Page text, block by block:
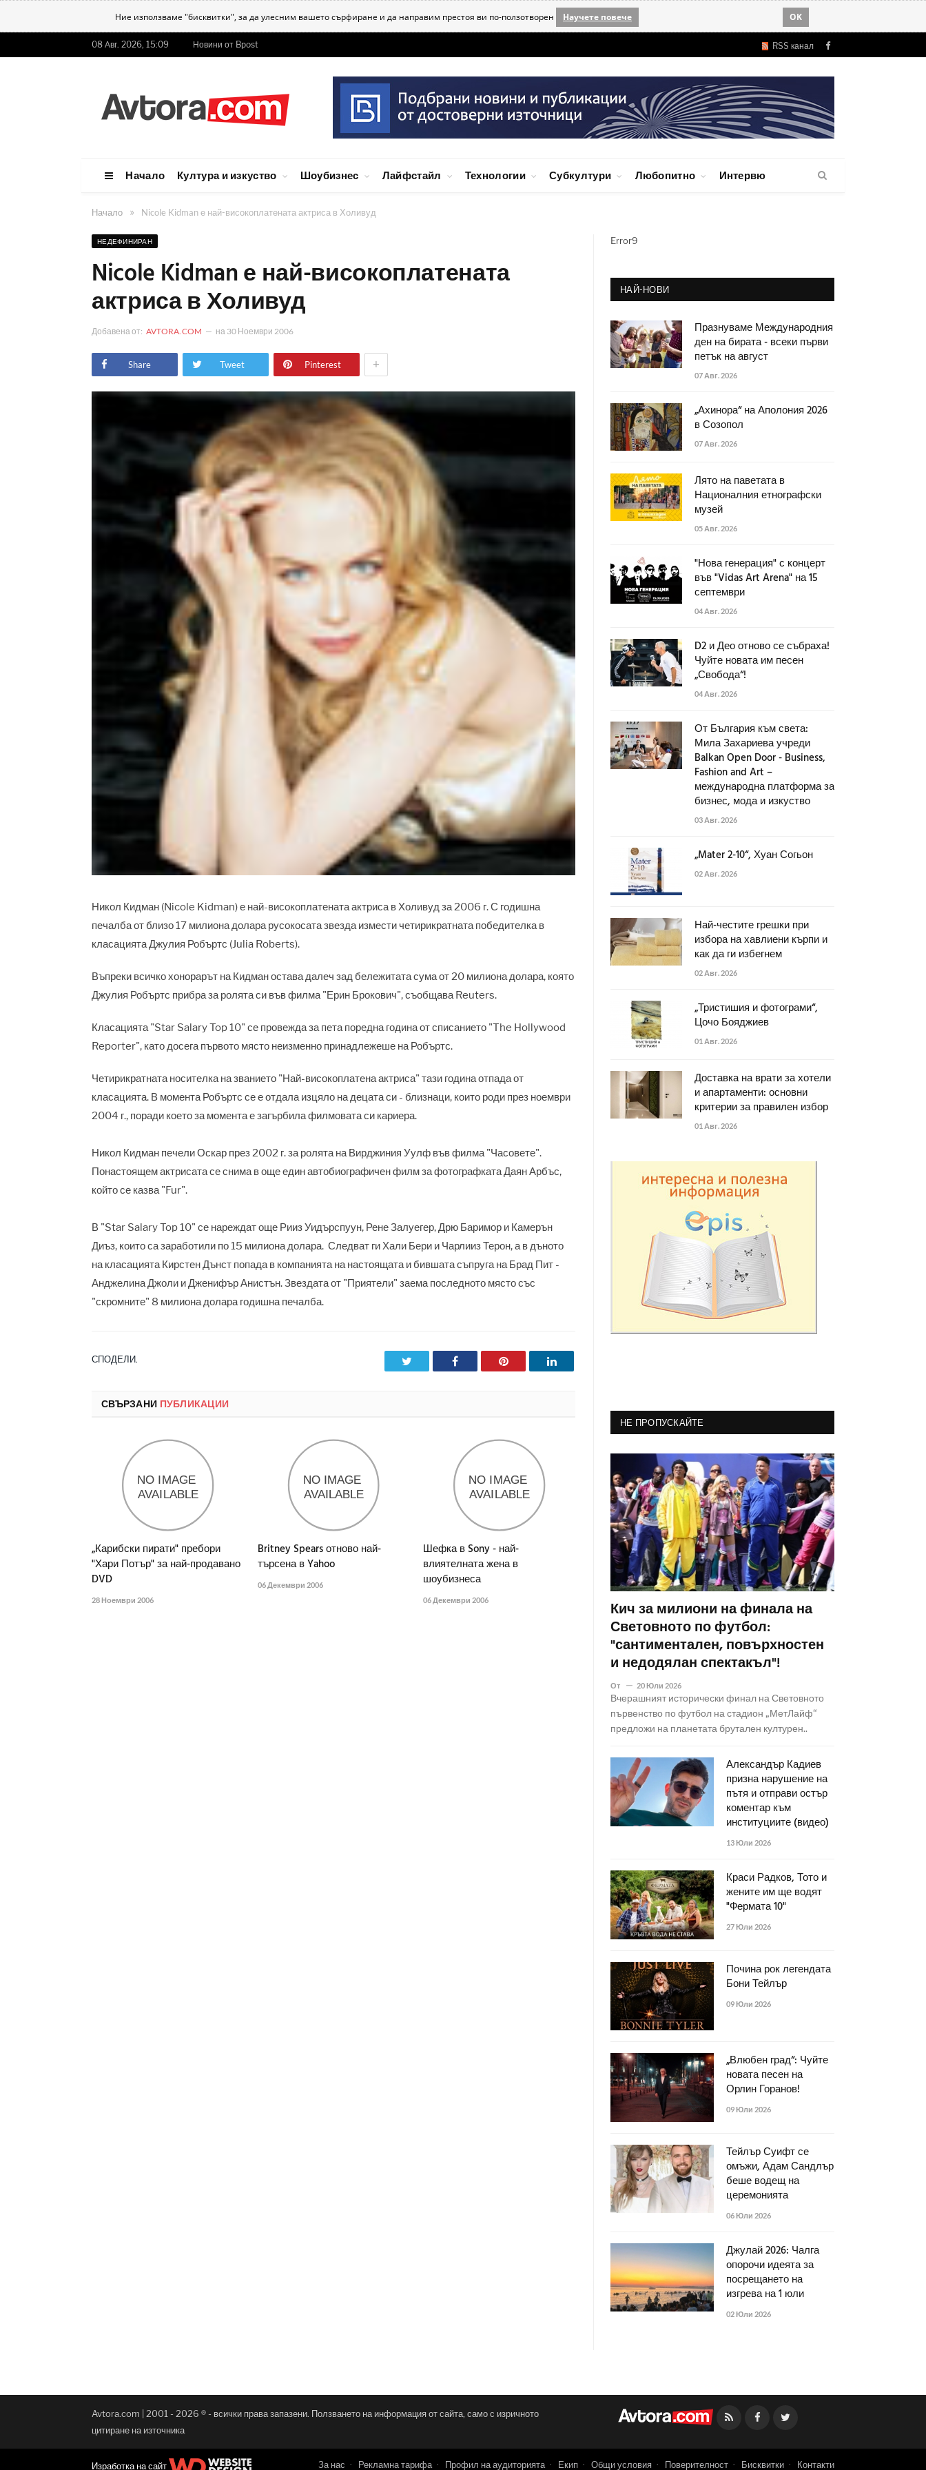
Ние използваме "бисквитки", за да улесним вашето сърфиране и да направим престоя ви по-ползотворен Научете повече OK
08 Авг. 2026, 15:09 Новини от Bpost RSS канал Facebook
Начало Култура и изкуство Шоубизнес Лайфстайл Технологии Субкултури Любопитно Интервю
Начало » Nicole Kidman е най-високоплатената актриса в Холивуд
НЕДЕФИНИРАН
Nicole Kidman е най-високоплатената
актриса в Холивуд
Добавена от: AVTORA.COM на 30 Ноември 2006
Share Tweet Pinterest +
Никол Кидман (Nicole Kidman) е най-високоплатената актриса в Холивуд за 2006 г. С годишна
печалба от близо 17 милиона долара русокосата звезда измести четирикратната победителка в
класацията Джулия Робъртс (Julia Roberts).
Въпреки всичко хонорарът на Кидман остава далеч зад бележитата сума от 20 милиона долара, която
Джулия Робъртс прибра за ролята си във филма "Ерин Брокович", съобщава Reuters.
Класацията "Star Salary Top 10" се провежда за пета поредна година от списанието "The Hollywood
Reporter", като досега първото място неизменно принадлежеше на Робъртс.
Четирикратната носителка на званието "Най-високоплатена актриса" тази година отпада от
класацията. В момента Робъртс се е отдала изцяло на децата си - близнаци, които роди през ноември
2004 г., поради което за момента е загърбила филмовата си кариера.
Никол Кидман печели Оскар през 2002 г. за ролята на Вирджиния Уулф във филма "Часовете".
Понастоящем актрисата се снима в още един автобиографичен филм за фотографката Даян Арбъс,
който се казва "Fur".
В "Star Salary Top 10" се нареждат още Рииз Уидърспуун, Рене Залуегер, Дрю Баримор и Камерън
Диъз, които са заработили по 15 милиона долара. Следват ги Хали Бери и Чарлииз Терон, а в дъното
на класацията Кирстен Дънст попада в компанията на настоящата и бившата съпруга на Брад Пит -
Анджелина Джоли и Дженифър Анистън. Звездата от "Приятели" заема последното място със
"скромните" 8 милиона долара годишна печалба.
СПОДЕЛИ. Facebook Pinterest LinkedIn
СВЪРЗАНИ ПУБЛИКАЦИИ
„Карибски пирати" пребори
"Хари Потър" за най-продавано
DVD
28 Ноември 2006
Britney Spears отново най-
търсена в Yahoo
06 Декември 2006
Шефка в Sony - най-
влиятелната жена в
шоубизнеса
06 Декември 2006
Error9
НАЙ-НОВИ
Празнуваме Международния
ден на бирата - всеки първи
петък на август
07 Авг. 2026
„Ахинора“ на Аполония 2026
в Созопол
07 Авг. 2026
Лято на паветата в
Националния етнографски
музей
05 Авг. 2026
"Нова генерация" с концерт
във "Vidas Art Arena" на 15
септември
04 Авг. 2026
D2 и Део отново се събраха!
Чуйте новата им песен
„Свобода“!
04 Авг. 2026
От България към света:
Мила Захариева учреди
Balkan Open Door - Business,
Fashion and Art –
международна платформа за
бизнес, мода и изкуство
03 Авг. 2026
„Mater 2-10“, Хуан Согьон
02 Авг. 2026
Най-честите грешки при
избора на хавлиени кърпи и
как да ги избегнем
02 Авг. 2026
„Тристишия и фотограми“,
Цочо Бояджиев
01 Авг. 2026
Доставка на врати за хотели
и апартаменти: основни
критерии за правилен избор
01 Авг. 2026
НЕ ПРОПУСКАЙТЕ
Кич за милиони на финала на
Световното по футбол:
"сантиментален, повърхностен
и недодялан спектакъл"!
От 20 Юли 2026
Вчерашният исторически финал на Световното
първенство по футбол на стадион „МетЛайф“
предложи на планетата брутален културен..
Александър Кадиев
призна нарушение на
пътя и отправи остър
коментар към
институциите (видео)
13 Юли 2026
Краси Радков, Тото и
жените им ще водят
"Фермата 10"
27 Юли 2026
Почина рок легендата
Бони Тейлър
09 Юли 2026
„Влюбен град“: Чуйте
новата песен на
Орлин Горанов!
09 Юли 2026
Тейлър Суифт се
омъжи, Адам Сандлър
беше водещ на
церемонията
06 Юли 2026
Джулай 2026: Чалга
опорочи идеята за
посрещането на
изгрева на 1 юли
02 Юли 2026
Avtora.com | 2001 - 2026 ® - всички права запазени. Ползването на информация от сайта, само с изричното
цитиране на източника
Facebook
Изработка на сайт За нас Рекламна тарифа Профил на аудиторията Екип Общи условия Поверителност Бисквитки Контакти